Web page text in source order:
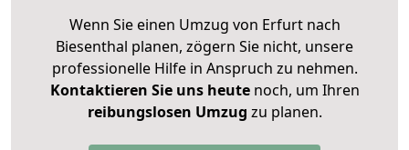
Wenn Sie einen Umzug von Erfurt nach
Biesenthal planen, zögern Sie nicht, unsere
professionelle Hilfe in Anspruch zu nehmen.
Kontaktieren Sie uns heutenoch, um Ihren
reibungslosen Umzug zu planen.